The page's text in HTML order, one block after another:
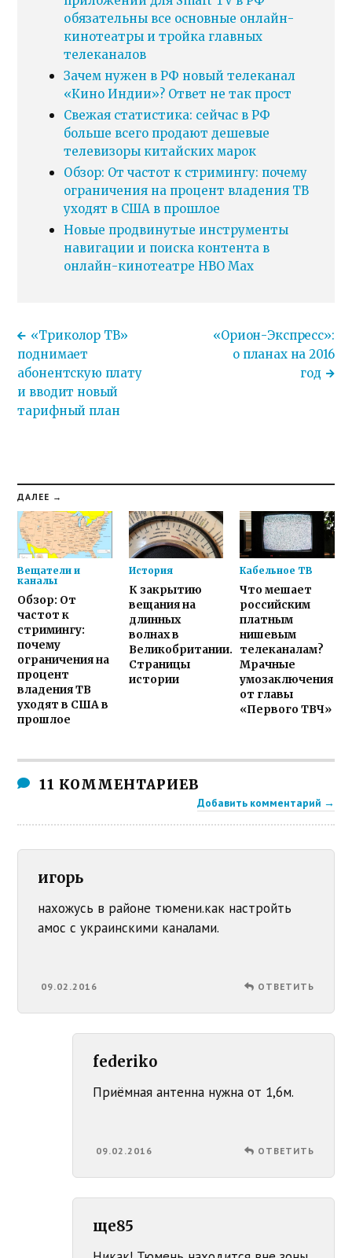
обязательны все основные онлайн-
кинотеатры и тройка главных
телеканалов
Зачем нужен в РФ новый телеканал
«Кино Индии»? Ответ не так прост
Свежая статистика: сейчас в РФ
больше всего продают дешевые
телевизоры китайских марок
Обзор: От частот к стримингу: почему
ограничения на процент владения ТВ
уходят в США в прошлое
Новые продвинутые инструменты
навигации и поиска контента в
онлайн-кинотеатре HBO Max
«Триколор ТВ»
поднимает
абонентскую плату
и вводит новый
тарифный план
«Орион-Экспресс»:
о планах на 2016
год
ДАЛЕЕ →
Вещатели и
каналы
Обзор: От
частот к
стримингу:
почему
ограничения на
процент
владения ТВ
уходят в США в
прошлое
История
К закрытию
вещания на
длинных
волнах в
Великобритании.
Страницы
истории
Кабельное ТВ
Что мешает
российским
платным
нишевым
телеканалам?
Мрачные
умозаключения
от главы
«Первого ТВЧ»
11 КОММЕНТАРИЕВ
Добавить комментарий →
игорь
нахожусь в районе тюмени.как настройть
амос с украинскими каналами.
09.02.2016 ОТВЕТИТЬ
federiko
Приёмная антенна нужна от 1,6м.
09.02.2016 ОТВЕТИТЬ
ще85